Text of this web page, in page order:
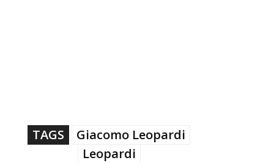
TAGS
Giacomo Leopardi
Leopardi